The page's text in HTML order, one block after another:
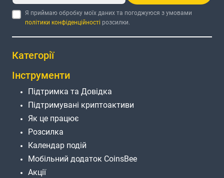
Я приймаю обробку моїх даних та погоджуюся з умовами
політики конфіденційності розсилки.
Категорії
Інструменти
Підтримка та Довідка
Підтримувані криптоактиви
Як це працює
Розсилка
Календар подій
Мобільний додаток CoinsBee
Акції